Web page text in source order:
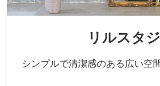
リルスタ
シンプルで清潔感のある広い空